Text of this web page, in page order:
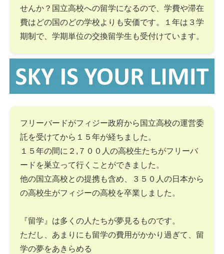
せんか？国立高校への留学になるので、学費や滞在
費はどの国のどの学校よりも安価です。１年は３学
期制で、学期単位の交換留学生も受付けています。
フリーバードがフィジー政府から国立高校の運営委
託を受けてから１５年が経ちました。
１５年の間に２,７００人の高校生たちがフリーバ
ードを巣立って行くことができました。
他の国立高校との提携も含め、３５０人の日本から
の高校生がフィジーの高校を卒業しました。
『留学』は多くの人たちが夢見るものです。
ただし、あまりにも留学の費用がかかり過ぎて、留
学の夢をあきらめる